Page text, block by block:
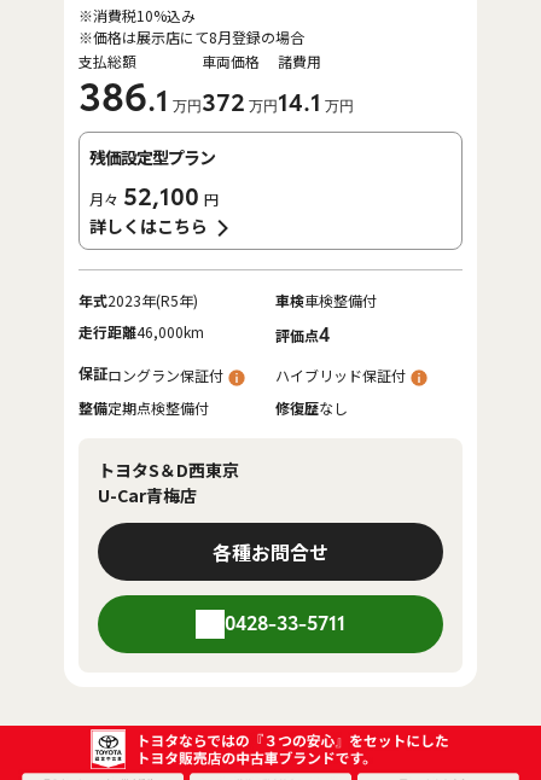
支払総額
386.1 万円
車両価格
372 万円
諸費用
14.1 万円
※消費税10%込み
※価格は展示店にて8月登録の場合
残価設定型プラン
月々 52,100 円
詳しくはこちら
年式2023年(R5年) 車検車検整備付
走行距離46,000km 評価点4
保証ロングラン保証付
ハイブリッド保証付
整備定期点検整備付 修復歴なし
トヨタS＆D西東京
U-Car青梅店
各種お問合せ
0428-33-5711